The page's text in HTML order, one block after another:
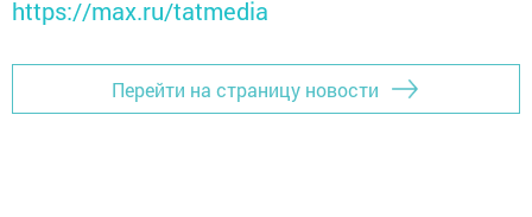
https://max.ru/tatmedia
Перейти на страницу новости